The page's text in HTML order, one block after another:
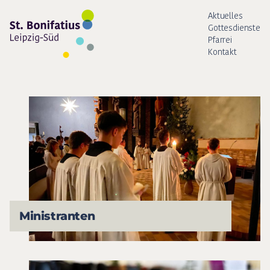
Aktuelles
Gottesdienste
Pfarrei
Kontakt
Ministranten